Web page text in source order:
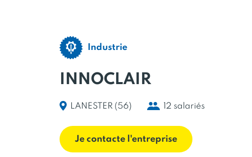
Industrie
INNOCLAIR
LANESTER (56) 12 salariés
Je contacte l'entreprise